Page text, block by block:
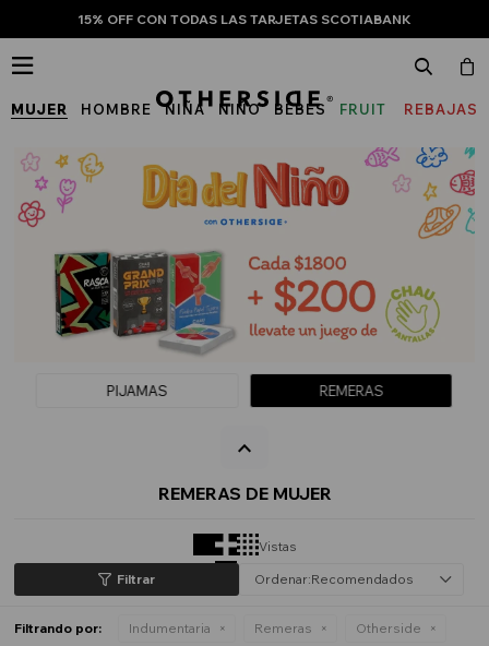
15% OFF CON TODAS LAS TARJETAS SCOTIABANK
MUJER HOMBRE NIÑA NIÑO BEBÉS
FRUIT
THE
LOOM
REBAJAS

PIJAMAS REMERAS
REMERAS DE MUJER
Vistas
Recomendados
Filtrando por: Indumentaria Remeras
Otherside